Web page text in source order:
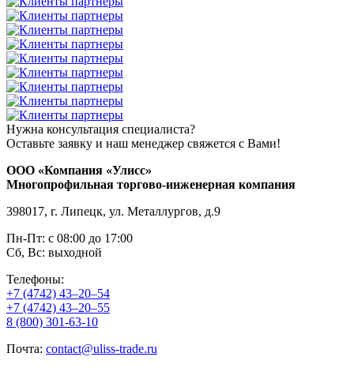
Нужна консультация специалиста?
Оставьте заявку и наш менеджер свяжется с Вами!
ООО «Компания «Улисс»
Многопрофильная торгово-инженерная компания
398017, г. Липецк, ул. Металлургов, д.9
Пн-Пт: с 08:00 до 17:00
Сб, Вс: выходной
Телефоны:
+7 (4742) 43–20–54
+7 (4742) 43–20–55
8 (800) 301-63-10
Почта: contact@uliss-trade.ru